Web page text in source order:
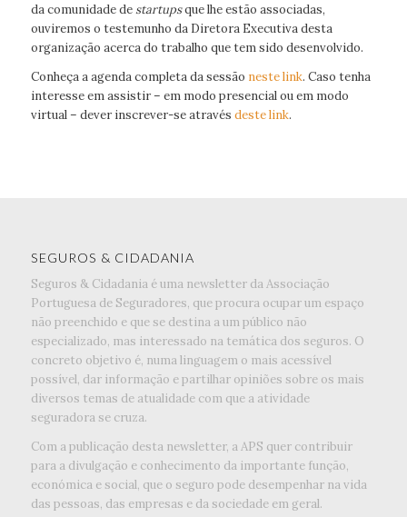
da comunidade destartupsque lhe estão associadas,
ouviremos o testemunho da Diretora Executiva desta
organização acerca do trabalho que tem sido desenvolvido.
Conheça a agenda completa da sessão neste link. Caso tenha
interesse em assistir – em modo presencial ou em modo
virtual – dever inscrever-se através deste link.
SEGUROS & CIDADANIA
Seguros & Cidadania é uma newsletter da Associação
Portuguesa de Seguradores, que procura ocupar um espaço
não preenchido e que se destina a um público não
especializado, mas interessado na temática dos seguros. O
concreto objetivo é, numa linguagem o mais acessível
possível, dar informação e partilhar opiniões sobre os mais
diversos temas de atualidade com que a atividade
seguradora se cruza.
Com a publicação desta newsletter, a APS quer contribuir
para a divulgação e conhecimento da importante função,
económica e social, que o seguro pode desempenhar na vida
das pessoas, das empresas e da sociedade em geral.